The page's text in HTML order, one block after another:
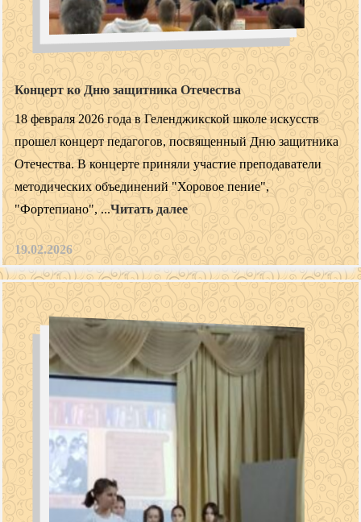
Концерт ко Дню защитника Отечества
18 февраля 2026 года в Геленджикской школе искусств
прошел концерт педагогов, посвященный Дню защитника
Отечества. В концерте приняли участие преподаватели
методических объединений "Хоровое пение",
"Фортепиано", ...Читать далее
19.02.2026